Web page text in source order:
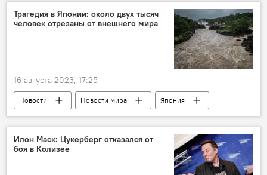
Кельбаджар
армянская провокация
диверсионная группа
Диверсант
Трагедия в Японии: около двух тысяч
человек отрезаны от внешнего мира
16 августа 2023, 17:25
Новости Новости мира
Япония
Тайфун
Оползень
Стихийное бедствие
Илон Маск: Цукерберг отказался от
боя в Колизее